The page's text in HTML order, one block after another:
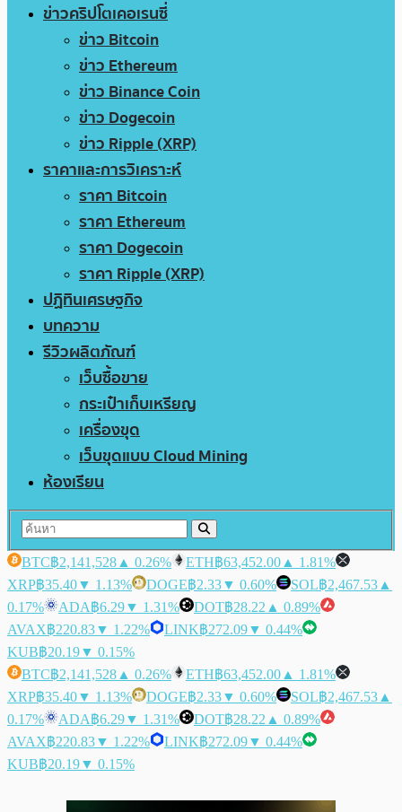
ข่าวคริปโตเคอเรนซี่
ข่าว Bitcoin
ข่าว Ethereum
ข่าว Binance Coin
ข่าว Dogecoin
ข่าว Ripple (XRP)
ราคาและการวิเคราะห์
ราคา Bitcoin
ราคา Ethereum
ราคา Dogecoin
ราคา Ripple (XRP)
ปฏิทินเศรษฐกิจ
บทความ
รีวิวผลิตภัณฑ์
เว็บซื้อขาย
กระเป๋าเก็บเหรียญ
เครื่องขุด
เว็บขุดแบบ Cloud Mining
ห้องเรียน
BTC฿2,141,528 ▲ 0.26% ETH฿63,452.00 ▲ 1.81%
XRP฿35.40▼ 1.13% DOGE฿2.33▼ 0.60% SOL฿2,467.53 ▲
0.17%
ADA฿6.29▼ 1.31% DOT฿28.22 ▲ 0.89%
AVAX฿220.83▼ 1.22% LINK฿272.09▼ 0.44%
KUB฿20.19▼ 0.15%
BTC฿2,141,528 ▲ 0.26% ETH฿63,452.00 ▲ 1.81%
XRP฿35.40▼ 1.13% DOGE฿2.33▼ 0.60% SOL฿2,467.53 ▲
0.17%
ADA฿6.29▼ 1.31% DOT฿28.22 ▲ 0.89%
AVAX฿220.83▼ 1.22% LINK฿272.09▼ 0.44%
KUB฿20.19▼ 0.15%